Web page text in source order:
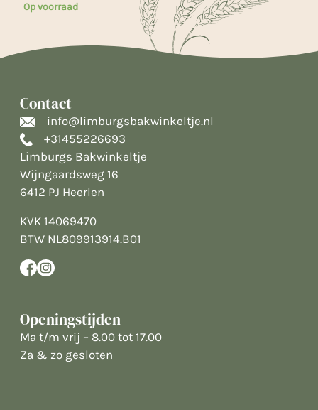
Op voorraad
Contact
info@limburgsbakwinkeltje.nl
+31455226693
Limburgs Bakwinkeltje
Wijngaardsweg 16
6412 PJ Heerlen
KVK 14069470
BTW NL809913914.B01
Openingstijden
Ma t/m vrij – 8.00 tot 17.00
Za & zo gesloten